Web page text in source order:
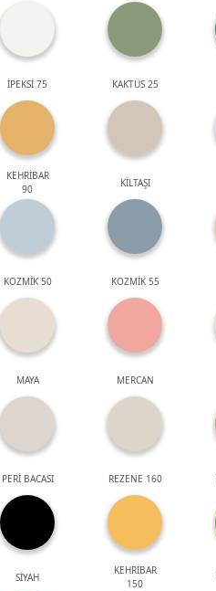
İPEKSİ 75 KAKTÜS 25
KEHRİBAR
90
KİLTAŞI
KOZMİK 50 KOZMİK 55
MAYA MERCAN
PERİ BACASI REZENE 160
SİYAH
KEHRİBAR
150